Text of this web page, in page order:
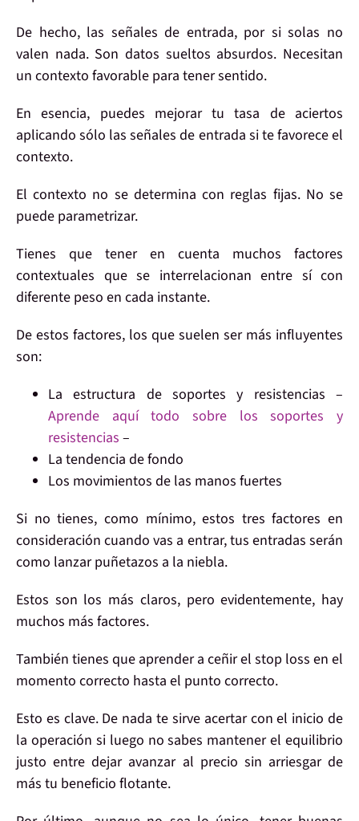
De hecho,las señales de entrada, por si solas no
valen nada. Son datos sueltos absurdos. Necesitan
un contexto favorable para tener sentido.
En esencia, puedes mejorar tu tasa de aciertos
aplicandosólo lasseñales de entrada si te favorece el
contexto.
El contexto no se determina con reglas fijas. No se
puede parametrizar.
Tienes que tener en cuenta muchos factores
contextuales que se interrelacionan entre sí con
diferente peso en cada instante.
De estos factores, los que suelen ser más influyentes
son:
La estructura de soportes y resistencias –
Aprende aquí todo sobre los soportes y
resistencias –
La tendencia de fondo
Los movimientos de las manos fuertes
Si no tienes, como mínimo, estos tres factores en
consideración cuando vas a entrar, tus entradas serán
como lanzar puñetazos a la niebla.
Estos son los más claros, pero evidentemente, hay
muchos más factores.
También tienes que aprender a ceñir el stop loss en el
momento correcto hasta el punto correcto.
Esto es clave. De nada te sirve acertar con el inicio de
la operación si luego no sabes mantener el equilibrio
justo entre dejar avanzar al precio sin arriesgar de
más tu beneficio flotante.